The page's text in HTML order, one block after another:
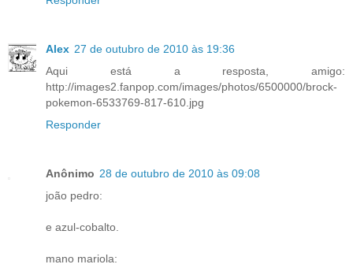
Alex 27 de outubro de 2010 às 19:36
Aqui está a resposta, amigo:
http://images2.fanpop.com/images/photos/6500000/brock-
pokemon-6533769-817-610.jpg
Responder
Anônimo 28 de outubro de 2010 às 09:08
joão pedro:
e azul-cobalto.
mano mariola: